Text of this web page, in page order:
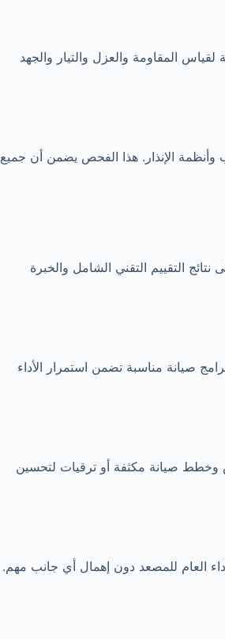
المقاومة والعزل والتيار والجهد
وأنظمة الإنذار. هذا الفحص يضمن أن جميع
التقييم التقني الشامل والخبرة
صيانة مناسبة تضمن استمرار الأداء
وخطط صيانة مكثفة أو ترقيات لتحسين
العام للمصعد دون إهمال أي جانب مهم.